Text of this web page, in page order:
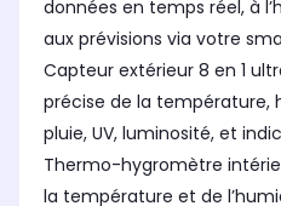
données en temps réel, à
aux prévisions via votre
Capteur extérieur 8 en 1
précise de la température,
pluie, UV, luminosité, et
Thermo-hygromètre
la température et de